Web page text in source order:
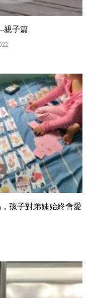
親子篇
孩子對弟妹始終會愛